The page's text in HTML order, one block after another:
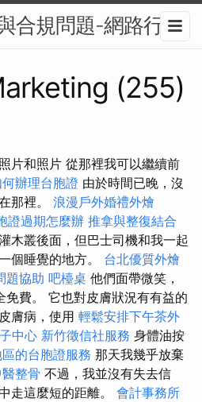
合規問題-網路行銷
(255)
片和照片 從那裡我可以繼續前
辦理台胞證 由於時間已晚，沒
那裡。 浪漫戶外婚禮外燴
證過期怎麼辦 推拿與整復結合
木叢後面，但巴士司機和我一起
個睡覺的地方。 台北優質外燴
題協助 吧檯桌 他們面帶微笑，
費。 它也對皮膚狀況有有益的
膚病，使用 輕鬆安排下午茶外
中心 新竹徵信社服務 身體油按
的台胞證服務 那天我幾乎放棄
整骨 不過，我並沒有失去信
走這麼短的距離。 會計事務所